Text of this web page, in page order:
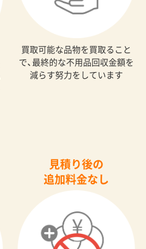
買取可能な品物を買取ること
で、最終的な不用品回収金額を
減らす努力をしています
見積り後の
追加料金なし